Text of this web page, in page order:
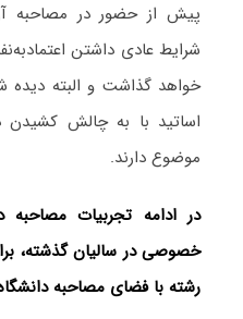
پیش از حضور در مصاحبه
شرایط عادی داشتن
خواهد گذاشت و البته دیده
اساتید با به چالش
موضوع دارند.
در ادامه تجربیات مصاحبه
خصوصی در سالیان گذشته،
رشته با فضای مصاحبه